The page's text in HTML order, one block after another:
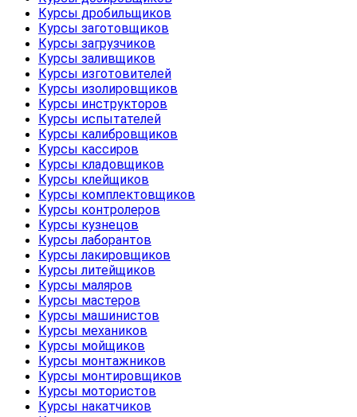
Курсы дробильщиков
Курсы заготовщиков
Курсы загрузчиков
Курсы заливщиков
Курсы изготовителей
Курсы изолировщиков
Курсы инструкторов
Курсы испытателей
Курсы калибровщиков
Курсы кассиров
Курсы кладовщиков
Курсы клейщиков
Курсы комплектовщиков
Курсы контролеров
Курсы кузнецов
Курсы лаборантов
Курсы лакировщиков
Курсы литейщиков
Курсы маляров
Курсы мастеров
Курсы машинистов
Курсы механиков
Курсы мойщиков
Курсы монтажников
Курсы монтировщиков
Курсы мотористов
Курсы накатчиков